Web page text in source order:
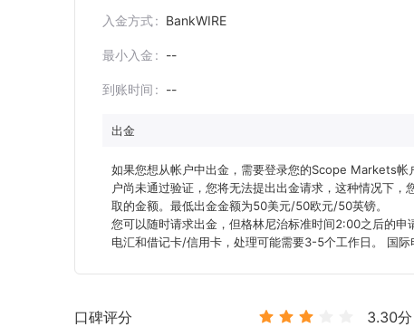
入金方式 BankWIRE
最小入金 --
到账时间 --
出金
如果您想从帐户中出金，需要登录您的Scope Markets帐
户尚未通过验证，您将无法提出出金请求，这种情况下
取的金额。最低出金金额为50美元/50欧元/50英镑。
您可以随时请求出金，但格林尼治标准时间2:00之后的
电汇和借记卡/信用卡，处理可能需要3-5个工作日。 国
口碑评分 3.30分